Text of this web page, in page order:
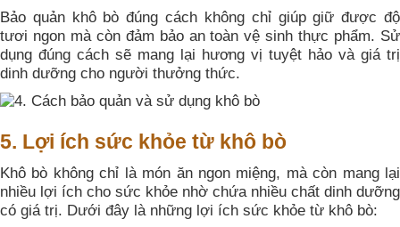
Bảo quản khô bò đúng cách không chỉ giúp giữ được độ
tươi ngon mà còn đảm bảo an toàn vệ sinh thực phẩm. Sử
dụng đúng cách sẽ mang lại hương vị tuyệt hảo và giá trị
dinh dưỡng cho người thưởng thức.
5. Lợi ích sức khỏe từ khô bò
Khô bò không chỉ là món ăn ngon miệng, mà còn mang lại
nhiều lợi ích cho sức khỏe nhờ chứa nhiều chất dinh dưỡng
có giá trị. Dưới đây là những lợi ích sức khỏe từ khô bò: